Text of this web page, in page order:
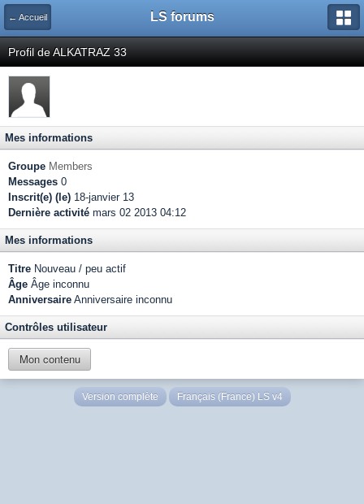
← Accueil LS forums
Profil de ALKATRAZ 33
Mes informations
Groupe Members
Messages 0
Inscrit(e) (le) 18-janvier 13
Dernière activité mars 02 2013 04:12
Mes informations
Titre Nouveau / peu actif
Âge Âge inconnu
Anniversaire Anniversaire inconnu
Contrôles utilisateur
Mon contenu
Version complète Français (France) LS v4